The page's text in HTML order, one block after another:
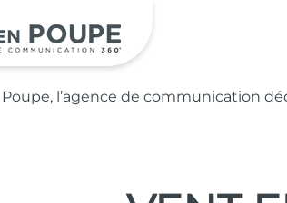
l’agence de communication